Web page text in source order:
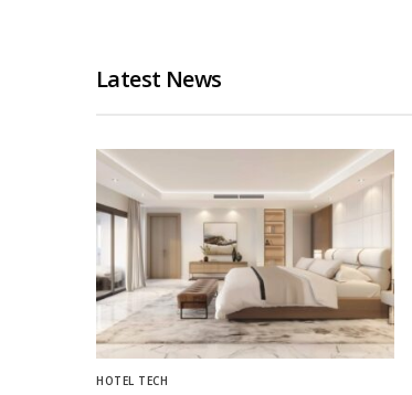
Latest News
HOTEL TECH